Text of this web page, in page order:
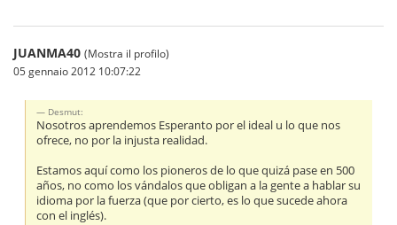
JUANMA40 (Mostra il profilo)
05 gennaio 2012 10:07:22
Desmut:
Nosotros aprendemos Esperanto por el ideal u lo que nos
ofrece, no por la injusta realidad.
Estamos aquí como los pioneros de lo que quizá pase en 500
años, no como los vándalos que obligan a la gente a hablar su
idioma por la fuerza (que por cierto, es lo que sucede ahora
con el inglés).